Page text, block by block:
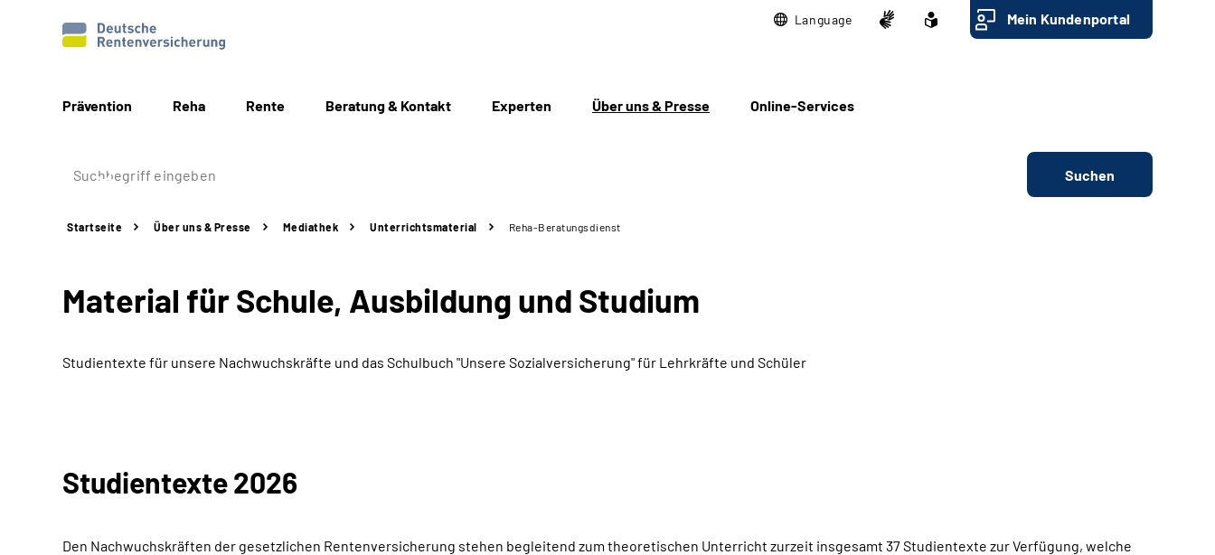
Language Mein Kundenportal
Prävention Reha Rente Beratung & Kontakt Experten Über uns & Presse Online-Services
Suchen
Startseite Über uns & Presse Mediathek Unterrichtsmaterial Reha-Beratungsdienst
Material für Schule, Ausbildung und Studium
Studientexte für unsere Nachwuchskräfte und das Schulbuch "Unsere Sozialversicherung" für Lehrkräfte und Schüler
Studientexte 2026
Den Nachwuchskräften der gesetzlichen Rentenversicherung stehen begleitend zum theoretischen Unterricht zurzeit insgesamt 37 Studientexte zur Verfügung, welche